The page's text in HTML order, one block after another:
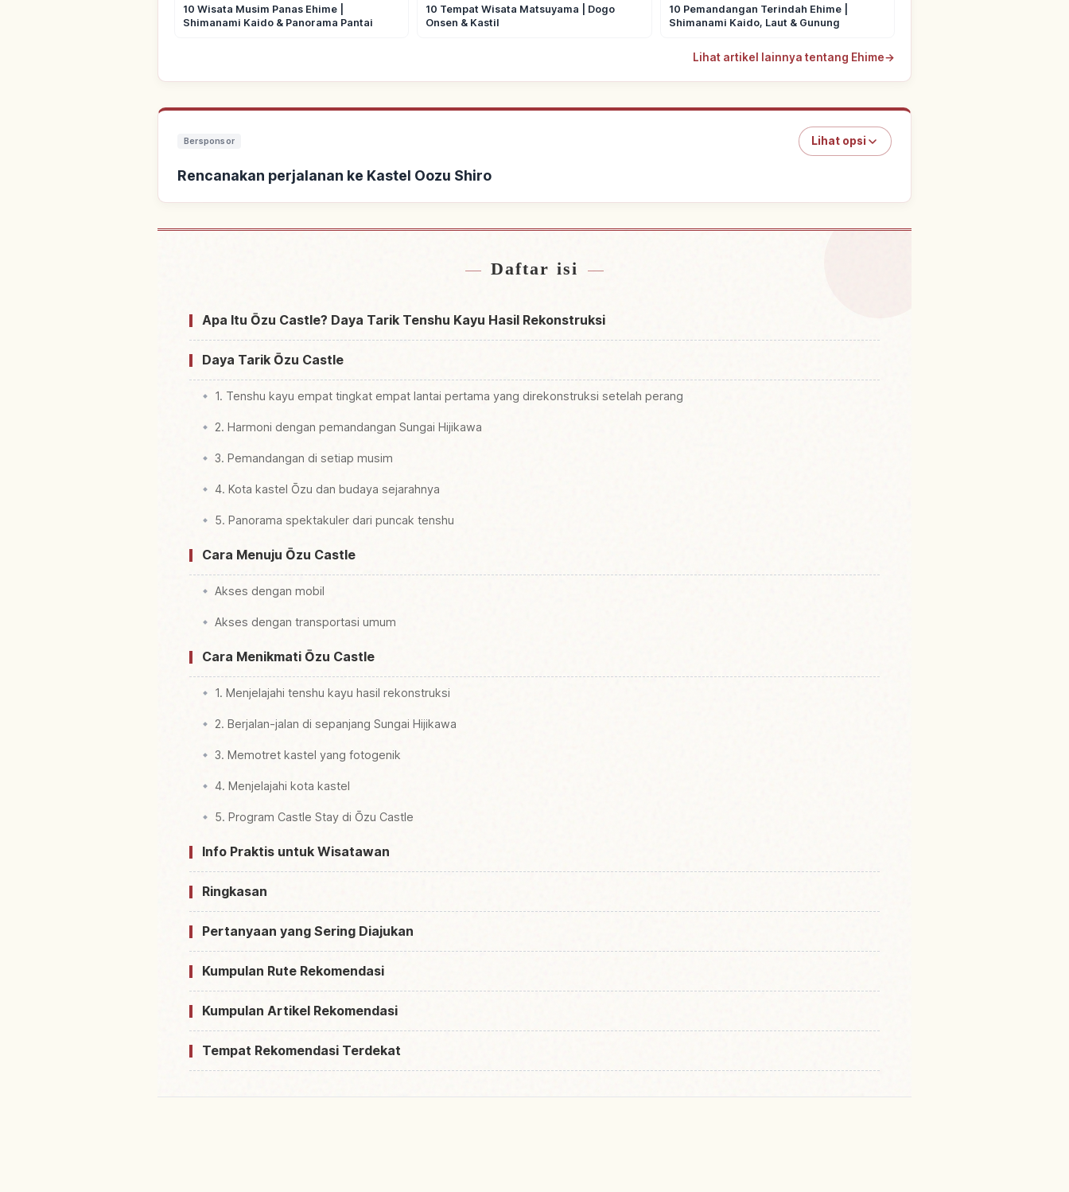
10 Wisata Musim Panas Ehime |
Shimanami Kaido & Panorama Pantai
10 Tempat Wisata Matsuyama | Dogo
Onsen & Kastil
10 Pemandangan Terindah Ehime |
Shimanami Kaido, Laut & Gunung
Lihat artikel lainnya tentang Ehime→
Bersponsor Lihat opsi
Rencanakan perjalanan ke Kastel Oozu Shiro
Daftar isi
Apa Itu Ōzu Castle? Daya Tarik Tenshu Kayu Hasil Rekonstruksi
Daya Tarik Ōzu Castle
1. Tenshu kayu empat tingkat empat lantai pertama yang direkonstruksi setelah perang
2. Harmoni dengan pemandangan Sungai Hijikawa
3. Pemandangan di setiap musim
4. Kota kastel Ōzu dan budaya sejarahnya
5. Panorama spektakuler dari puncak tenshu
Cara Menuju Ōzu Castle
Akses dengan mobil
Akses dengan transportasi umum
Cara Menikmati Ōzu Castle
1. Menjelajahi tenshu kayu hasil rekonstruksi
2. Berjalan-jalan di sepanjang Sungai Hijikawa
3. Memotret kastel yang fotogenik
4. Menjelajahi kota kastel
5. Program Castle Stay di Ōzu Castle
Info Praktis untuk Wisatawan
Ringkasan
Pertanyaan yang Sering Diajukan
Kumpulan Rute Rekomendasi
Kumpulan Artikel Rekomendasi
Tempat Rekomendasi Terdekat